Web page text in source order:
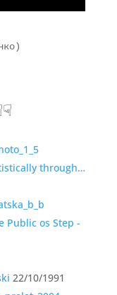
through…
Public os Step -
22/10/1991